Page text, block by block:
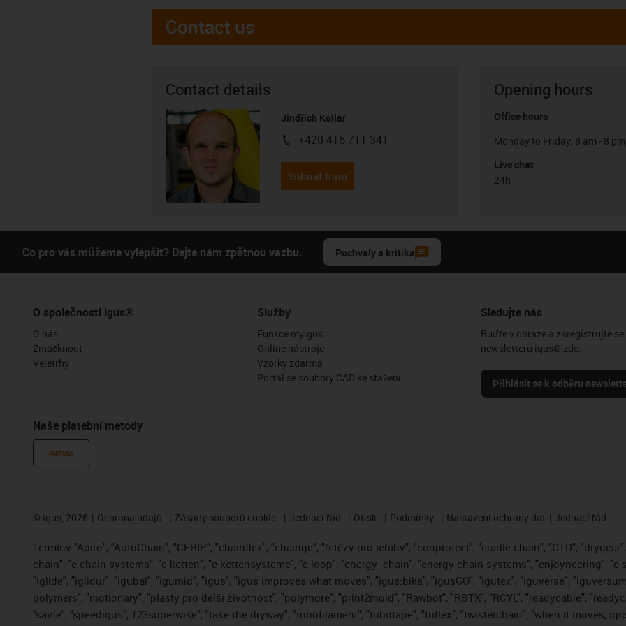
Contact us
Contact details
Jindřich Kollár
igus-icon-phone
+420 416 711 341
Submit form
Opening hours
Office hours
Monday to Friday: 8 am - 8 pm
Live chat
24h
Co pro vás můžeme vylepšit? Dejte nám zpětnou vazbu. Pochvaly a kritika
O společnosti igus®
O nás
Zmáčknout
Veletrhy
Naše platební metody
FAKTURA
Služby
Funkce myigus
Online nástroje
Vzorky zdarma
Portál se soubory CAD ke stažení
Sledujte nás
Buďte v obraze a zaregistrujte
newsletteru igus® zde.
Přihlásit se k odběru
© igus, 2026 Ochrana údajů Zásady souborů cookie Jednací řád Otisk Podmínky Nastavení ochrany dat Jednací řád
Termíny "Apiro", "AutoChain", "CFRIP", "chainflex", "chainge", "řetězy pro jeřáby", "conprotect", "cradle-chain", "CTD",
chain", "e-chain systems", "e-ketten", "e-kettensysteme", "e-loop", "energy chain", "energy chain systems", "enjoyneering",
"iglide", "iglidur", "igubal", "igumid", "igus", "igus improves what moves", "igus:bike", "igusGO", "igutex", "iguverse",
polymers", "motionary", "plasty pro delší životnost", "polymore", "print2mold", "Rawbot", "RBTX", "RCYL", "readycable",
"savfe", "speedigus", 123superwise", "take the dryway", "tribofilament", "tribotape", "triflex", "twisterchain", "when it moves,